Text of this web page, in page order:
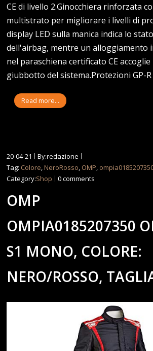
CE di livello 2.Ginocchiera rinforzata
multistrato per migliorare i livelli di
display LED sulla manica indica lo
dell'airbag, mentre un alloggiamento
nel paraschiena certificato CE accoglie
giubbotto del sistema.Protezioni GP-
Read more...
20-04-21
By:redazione
Tag: Colore,NeroRosso, OMP,
Category:Shop 0 comments
OMP
OMPIA0185207350
S1 MONO, COLORE:
NERO/ROSSO,